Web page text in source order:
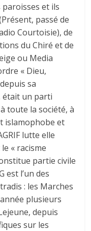
et ils
passé de
Courtoisie), de
du Chiré et de
ou Media
« Dieu,
sa
était un parti
toute la société, à
islamophobe et
lutte elle
« racisme
partie civile
est l’un des
: les Marches
plusieurs
depuis
sur les